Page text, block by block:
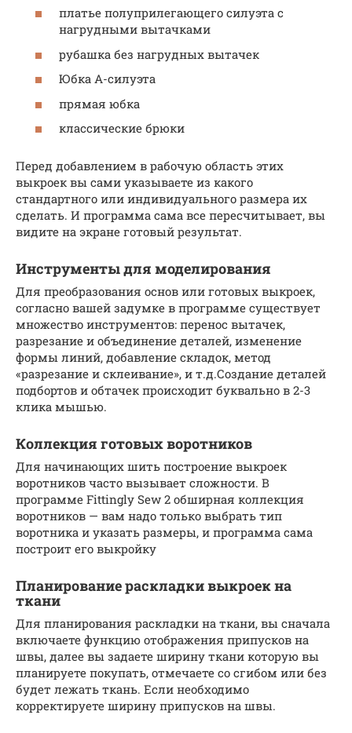
платье полуприлегающего силуэта с
нагрудными вытачками
рубашка без нагрудных вытачек
Юбка А-силуэта
прямая юбка
классические брюки
Перед добавлением в рабочую область этих
выкроек вы сами указываете из какого
стандартного или индивидуального размера их
сделать. И программа сама все пересчитывает, вы
видите на экране готовый результат.
Инструменты для моделирования
Для преобразования основ или готовых выкроек,
согласно вашей задумке в программе существует
множество инструментов: перенос вытачек,
разрезание и объединение деталей, изменение
формы линий, добавление складок, метод
«разрезание и склеивание», и т.д.Создание деталей
подбортов и обтачек происходит буквально в 2-3
клика мышью.
Коллекция готовых воротников
Для начинающих шить построение выкроек
воротников часто вызывает сложности. В
программе Fittingly Sew 2 обширная коллекция
воротников — вам надо только выбрать тип
воротника и указать размеры, и программа сама
построит его выкройку
Планирование раскладки выкроек на
ткани
Для планирования раскладки на ткани, вы сначала
включаете функцию отображения припусков на
швы, далее вы задаете ширину ткани которую вы
планируете покупать, отмечаете со сгибом или без
будет лежать ткань. Если необходимо
корректируете ширину припусков на швы.